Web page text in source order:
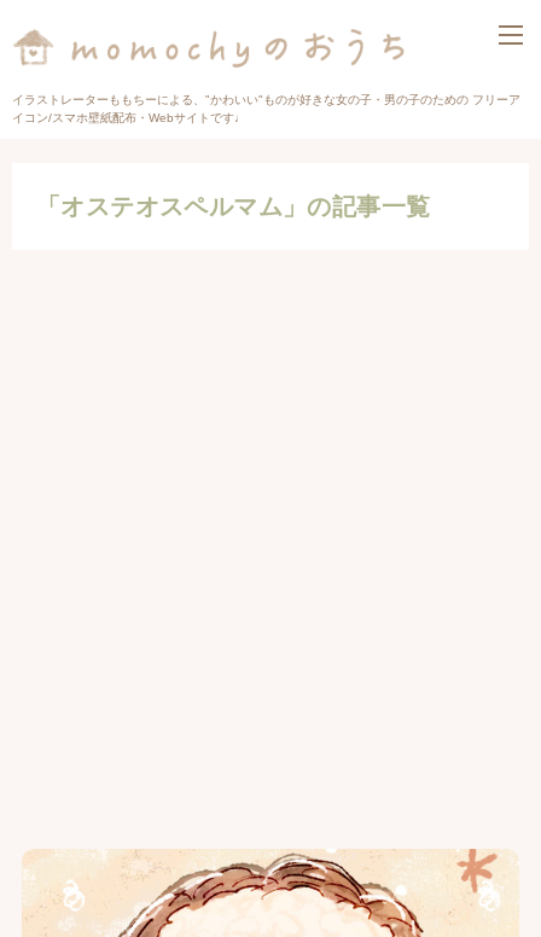
イラストレーターももちーによる、"かわいい"ものが好きな女の子・男の子のための フリーア
イコン/スマホ壁紙配布・Webサイトです♩
「オステオスペルマム」の記事一覧